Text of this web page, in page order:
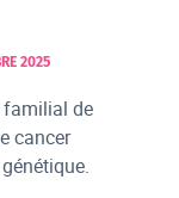
2025
familial de
cancer